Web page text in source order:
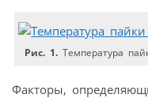
Рис. 1. Температура
Факторы,